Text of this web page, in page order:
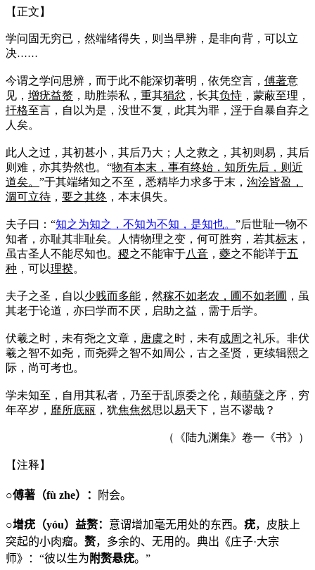
【正文】
学问固无穷已，然端绪得失，则当早辨，是非向背，可以立
决……
今谓之学问思辨，而于此不能深切著明，依凭空言， 傅著意
见， 增疣益赘 ，助胜崇私，重其狷忿 ，长其负恃 ，蒙蔽至理，
扞格至言，自以为是，没世不复，此其为罪， 浮于自暴自弃之
人矣。
此人之过，其初甚小，其后乃大；人之救之，其初则易，其后
则难，亦其势然也。“物有本末，事有终始，知所先后，则近
道矣。 ”于其端绪知之不至，悉精毕力求多于末， 沟浍皆盈，
涸可立待 ， 要之其终 ，本末俱失。
夫子曰：“知之为知之，不知为不知，是知也。 ”后世耻一物不
知者，亦耻其非耻矣。人情物理之变，何可胜穷，若其标末 ，
虽古圣人不能尽知也。 稷之不能审于八音 ， 夔之不能详于五
种 ，可以理揆。
夫子之圣，自以少贱而多能 ，然稼不如老农，圃不如老圃 ，虽
其老于论道，亦曰学而不厌，启助之益，需于后学。
伏羲之时，未有尧之文章， 唐虞之时，未有成周之礼乐。非伏
羲之智不如尧，而尧舜之智不如周公，古之圣贤，更续辑熙之
际，尚可考也。
学未知至，自用其私者，乃至于乱原委之伦，颠萌蘖之序，穷
年卒岁， 靡所底丽 ，犹焦焦然思以易天下，岂不谬哉？
（《陆九渊集》卷一《书》）
【注释】
○傅著（fù zhe）： 附会。
○增疣（yóu）益赘： 意谓增加毫无用处的东西。 疣，皮肤上
突起的小肉瘤。 赘，多余的、无用的。典出《庄子·大宗
师》：“彼以生为 附赘悬疣。”